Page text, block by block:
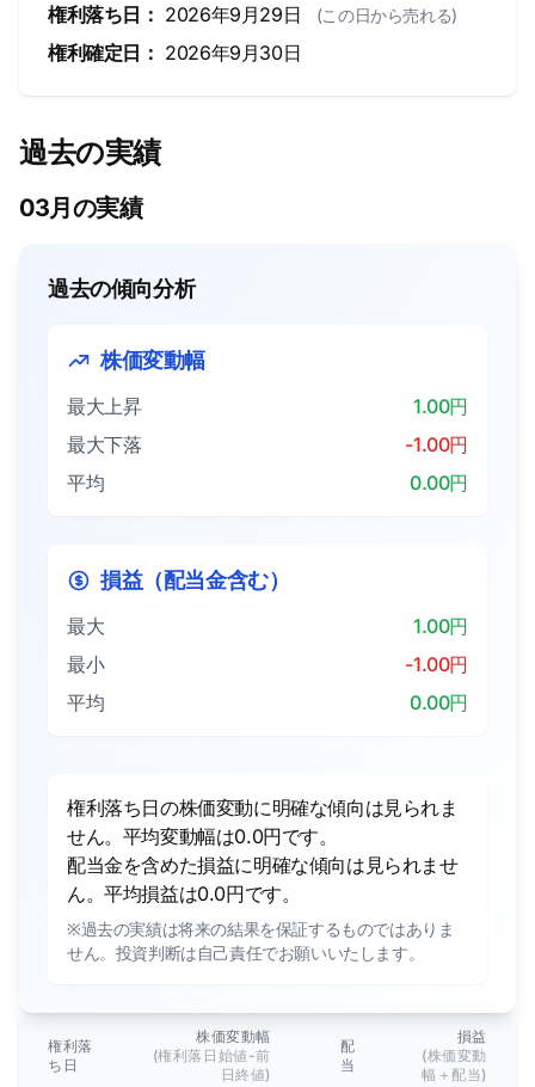
権利落ち日： 2026年9月29日 (この日から売れる)
権利確定日： 2026年9月30日
過去の実績
03月の実績
過去の傾向分析
株価変動幅
最大上昇
1.00円
最大下落
-1.00円
平均
0.00円
損益（配当金含む）
最大
1.00円
最小
-1.00円
平均
0.00円
権利落ち日の株価変動に明確な傾向は見られま
せん。平均変動幅は0.0円です。
配当金を含めた損益に明確な傾向は見られませ
ん。平均損益は0.0円です。
※過去の実績は将来の結果を保証するものではありま
せん。投資判断は自己責任でお願いいたします。
権利落
ち日
株価変動幅
(権利落日始値-前
日終値)
配
当
損益
(株価変動
幅＋配当)